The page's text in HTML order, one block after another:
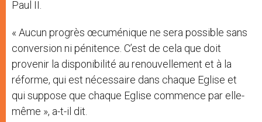
Paul II.
« Aucun progrès œcuménique ne sera possible sans
conversion ni pénitence. C’est de cela que doit
provenir la disponibilité au renouvellement et à la
réforme, qui est nécessaire dans chaque Eglise et
qui suppose que chaque Eglise commence par elle-
même », a-t-il dit.